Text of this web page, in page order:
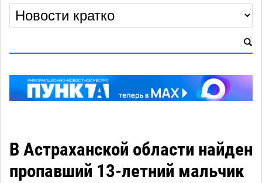
В Астраханской области найден
пропавший 13-летний мальчик